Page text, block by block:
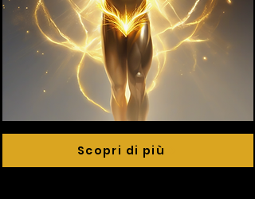
Scopri di più